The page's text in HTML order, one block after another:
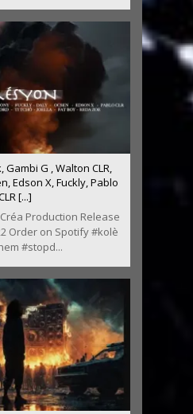
G , Walton CLR,
Edson X, Fuckly, Pablo
[...]
Production Release
Order on Spotify #kolè
#stopd...